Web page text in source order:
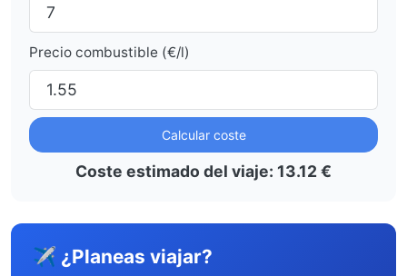
Precio combustible (€/l)
Calcular coste
Coste estimado del viaje: 13.12€
✈ ¿Planeas viajar?